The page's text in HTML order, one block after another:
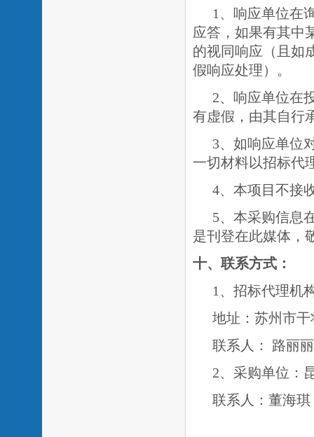
1、响应单位在
应答，如果有其中
的视同响应（且如
假响应处理）。
2、响应单位在
有虚假，由其自行
3、如响应单位
一切材料以招标代
4、本项目不接
5、 本采购信息
是刊登在此媒体，
十、联系方式：
1、招标代理机
地址：苏州市干
联系人：
路丽丽
2、采购单位：
联系人： 董海琪